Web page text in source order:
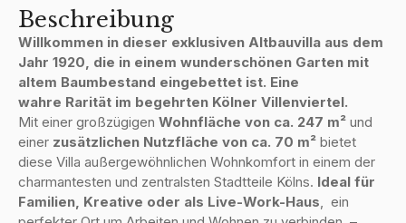
Beschreibung
Willkommen in dieser exklusiven Altbauvilla aus dem
Jahr 1920, die in einem wunderschönen Garten mit
altem Baumbestand eingebettet ist. Eine
wahre Rarität im begehrten Kölner Villenviertel.
Mit einer großzügigen Wohnfläche von ca. 247 m² und
einer zusätzlichen Nutzfläche von ca. 70 m² bietet
diese Villa außergewöhnlichen Wohnkomfort in einem der
charmantesten und zentralsten Stadtteile Kölns. Ideal für
Familien, Kreative oder als Live-Work-Haus, ein